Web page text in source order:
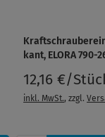
kant, ELORA 790-
12,16 €/
inkl. MwSt., zzgl.